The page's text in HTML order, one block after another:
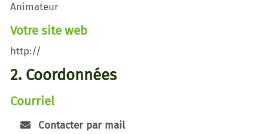
Animateur
Votre site web
http://
2. Coordonnées
Courriel
Contacter par mail